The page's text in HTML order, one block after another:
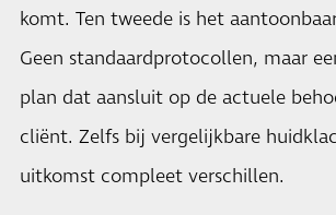
komt. Ten tweede is het
Geen standaardprotocollen, maar
plan dat aansluit op de actuele
cliënt. Zelfs bij vergelijkbare
uitkomst compleet verschillen.